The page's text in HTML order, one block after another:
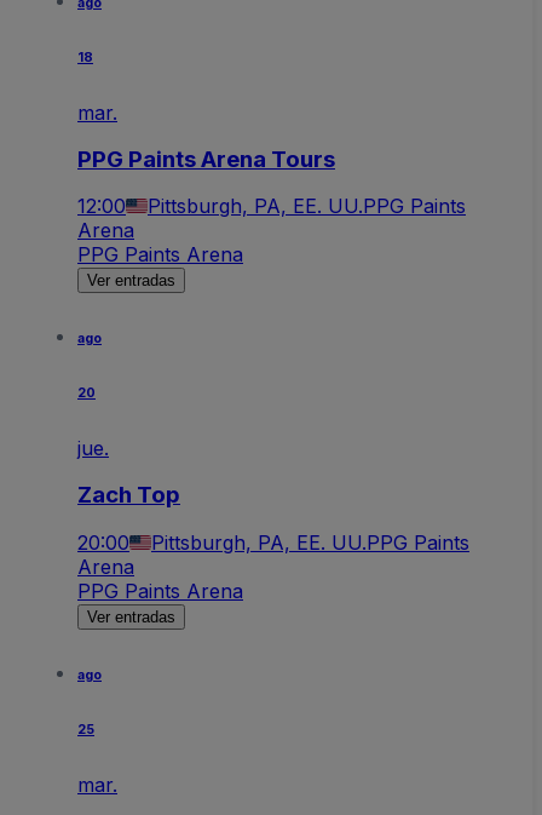
18
mar.
PPG Paints Arena Tours
12:00 Pittsburgh, PA, EE. UU.PPG Paints
Arena
PPG Paints Arena
Ver entradas
ago
20
jue.
Zach Top
20:00 Pittsburgh, PA, EE. UU.PPG Paints
Arena
PPG Paints Arena
Ver entradas
ago
25
mar.